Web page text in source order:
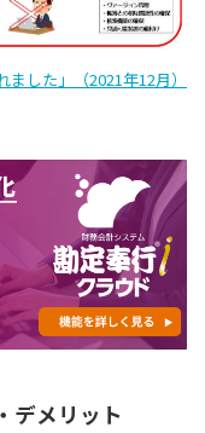
した」（2021年12月）
デメリット